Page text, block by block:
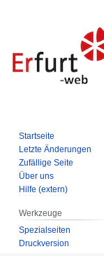
Startseite
Letzte Änderungen
Zufällige Seite
Über uns
Hilfe (extern)
Werkzeuge
Spezialseiten
Druckversion